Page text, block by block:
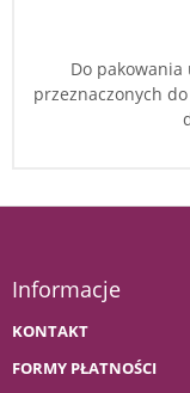
Do pakowania
przeznaczonych
Informacje
KONTAKT
FORMY PŁATNOŚCI